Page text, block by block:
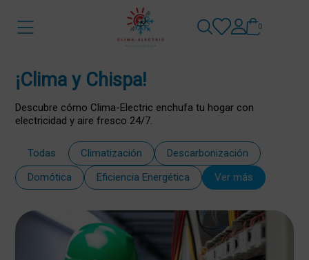
0
¡Clima y Chispa!
Descubre cómo Clima-Electric enchufa tu hogar con
electricidad y aire fresco 24/7.
Todas Climatización
Descarbonización
Domótica
Eficiencia Energética Ver más